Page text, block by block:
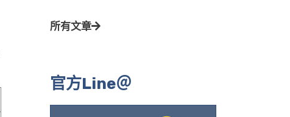
所有文章
官方Line＠